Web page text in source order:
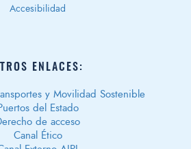
Accesibilidad
ENLACES:
y Movilidad Sostenible
del Estado
de acceso
Canal Ético